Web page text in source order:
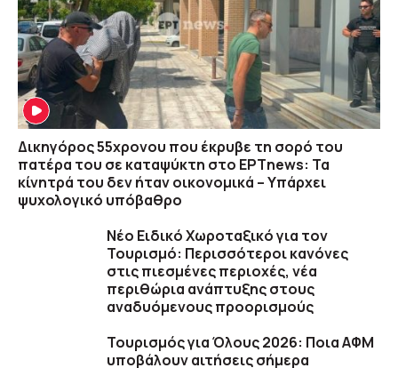
Δικηγόρος 55χρονου που έκρυβε τη σορό του
πατέρα του σε καταψύκτη στο ΕΡΤnews: Τα
κίνητρά του δεν ήταν οικονομικά – Υπάρχει
ψυχολογικό υπόβαθρο
Νέο Ειδικό Χωροταξικό για τον
Τουρισμό: Περισσότεροι κανόνες
στις πιεσμένες περιοχές, νέα
περιθώρια ανάπτυξης στους
αναδυόμενους προορισμούς
Τουρισμός για Όλους 2026: Ποια ΑΦΜ
υποβάλουν αιτήσεις σήμερα